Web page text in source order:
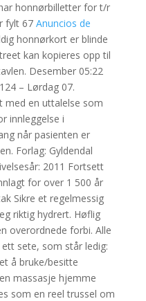
honnørbilletter for t/r
fylt 67 Anuncios de
honnørkort er blinde
kan kopieres opp til
Desember 05:22
– Lørdag 07.
med en uttalelse som
innleggelse i
når pasienten er
Forlag: Gyldendal
2011 Fortsett
for over 1 500 år
Sikre et regelmessig
riktig hydrert. Høflig
overordnede forbi. Alle
sete, som står ledig:
å bruke/besitte
massasje hjemme
som en reel trussel om